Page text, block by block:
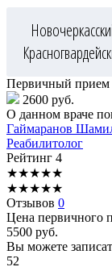
Первичный прием
2600 руб.
О данном враче
Гаймаранов
Реабилитолог
Рейтинг 4
★★★★★
★★★★★
Отзывов 0
Цена первичного
5500 руб.
Вы можете
52